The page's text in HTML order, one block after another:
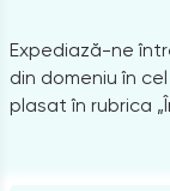
Expediază-ne
din domeniu în
plasat în rubrica